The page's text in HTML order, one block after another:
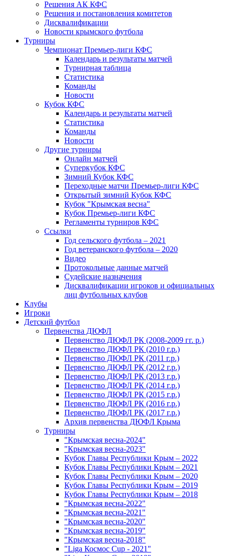
Решения АК КФС
Решения и постановления комитетов
Дисквалификации
Новости крымского футбола
Турниры
Чемпионат Премьер-лиги КФС
Календарь и результаты матчей
Турнирная таблица
Статистика
Команды
Новости
Кубок КФС
Календарь и результаты матчей
Статистика
Команды
Новости
Другие турниры
Онлайн матчей
Суперкубок КФС
Зимний Кубок КФС
Переходные матчи Премьер-лиги КФС
Открытый зимний Кубок КФС
Кубок "Крымская весна"
Кубок Премьер-лиги КФС
Регламенты турниров КФС
Ссылки
Год сельского футбола – 2021
Год ветеранского футбола – 2020
Видео
Протокольные данные матчей
Судейские назначения
Дисквалификации игроков и официальных
лиц футбольных клубов
Клубы
Игроки
Детский футбол
Первенства ДЮФЛ
Первенство ДЮФЛ РК (2008-2009 гг. р.)
Первенство ДЮФЛ РК (2010 г.р.)
Первенство ДЮФЛ РК (2011 г.р.)
Первенство ДЮФЛ РК (2012 г.р.)
Первенство ДЮФЛ РК (2013 г.р.)
Первенство ДЮФЛ РК (2014 г.р.)
Первенство ДЮФЛ РК (2015 г.р.)
Первенство ДЮФЛ РК (2016 г.р.)
Первенство ДЮФЛ РК (2017 г.р.)
Архив первенства ДЮФЛ Крыма
Турниры
"Крымская весна-2024"
"Крымская весна-2023"
Кубок Главы Республики Крым – 2022
Кубок Главы Республики Крым – 2021
Кубок Главы Республики Крым – 2020
Кубок Главы Республики Крым – 2019
Кубок Главы Республики Крым – 2018
"Крымская весна-2022"
"Крымская весна-2021"
"Крымская весна-2020"
"Крымская весна-2019"
"Крымская весна-2018"
"Liga Космос Cup - 2021"